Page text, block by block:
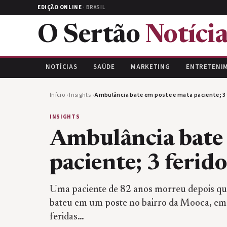
EDIÇÃO ONLINE · BRASIL
O Sertão
NOTÍCIAS SAÚDE MARKETING
Início ›Insights ›Ambulância bate em poste e mata paciente;
INSIGHTS
Ambulância bate
paciente; 3
Uma paciente de 82 anos morreu depois
bateu em um poste no bairro da Mooca,
feridas…